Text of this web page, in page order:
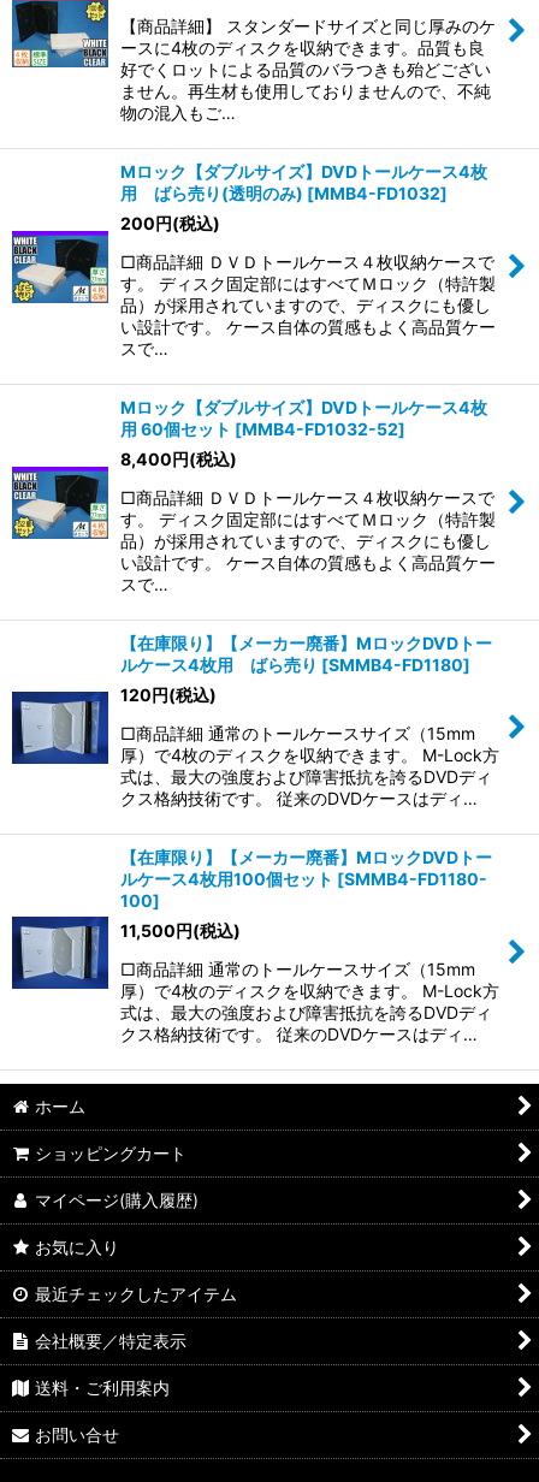
【商品詳細】 スタンダードサイズと同じ厚みのケ
ースに4枚のディスクを収納できます。品質も良
好でくロットによる品質のバラつきも殆どござい
ません。再生材も使用しておりませんので、不純
物の混入もご…
Mロック【ダブルサイズ】DVDトールケース4枚
用 ばら売り(透明のみ) [MMB4-FD1032]
200円(税込)
□商品詳細 ＤＶＤトールケース４枚収納ケースで
す。 ディスク固定部にはすべてＭロック（特許製
品）が採用されていますので、ディスクにも優し
い設計です。 ケース自体の質感もよく高品質ケー
スで…
Mロック【ダブルサイズ】DVDトールケース4枚
用 60個セット [MMB4-FD1032-52]
8,400円(税込)
□商品詳細 ＤＶＤトールケース４枚収納ケースで
す。 ディスク固定部にはすべてＭロック（特許製
品）が採用されていますので、ディスクにも優し
い設計です。 ケース自体の質感もよく高品質ケー
スで…
【在庫限り】【メーカー廃番】MロックDVDトー
ルケース4枚用 ばら売り [SMMB4-FD1180]
120円(税込)
□商品詳細 通常のトールケースサイズ（15mm
厚）で4枚のディスクを収納できます。 M-Lock方
式は、最大の強度および障害抵抗を誇るDVDディ
クス格納技術です。 従来のDVDケースはディ…
【在庫限り】【メーカー廃番】MロックDVDトー
ルケース4枚用100個セット [SMMB4-FD1180-
100]
11,500円(税込)
□商品詳細 通常のトールケースサイズ（15mm
厚）で4枚のディスクを収納できます。 M-Lock方
式は、最大の強度および障害抵抗を誇るDVDディ
クス格納技術です。 従来のDVDケースはディ…
ホーム
ショッピングカート
マイページ(購入履歴)
お気に入り
最近チェックしたアイテム
会社概要／特定表示
送料・ご利用案内
お問い合せ